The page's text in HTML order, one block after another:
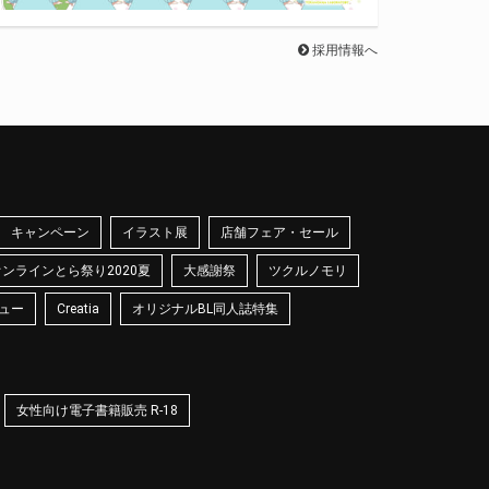
採用情報へ
キャンペーン イラスト展 店舗フェア・セール
ラインとら祭り2020夏 大感謝祭 ツクルノモリ
ー Creatia オリジナルBL同人誌特集
女性向け電子書籍販売 R-18